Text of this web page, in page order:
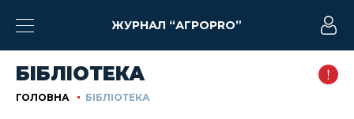
ЖУРНАЛ “АГРОPRO”
БІБЛІОТЕКА
ГОЛОВНА БІБЛІОТЕКА